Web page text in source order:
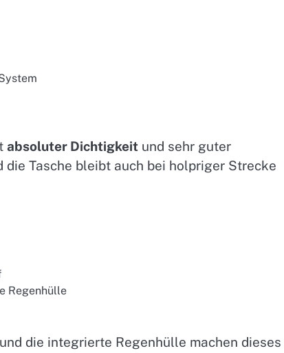
absoluter Dichtigkeit und sehr guter
Tasche bleibt auch bei holpriger Strecke
Regenhülle
und die integrierte Regenhülle machen dieses